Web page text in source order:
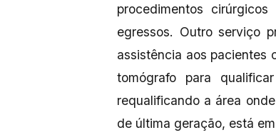
procedimentos
egressos. Outro serviço
assistência aos pacientes
tomógrafo para
requalificando a área
de última geração, está